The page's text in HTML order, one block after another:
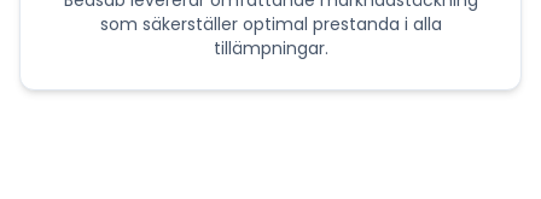
som säkerställer optimal prestanda i alla
tillämpningar.